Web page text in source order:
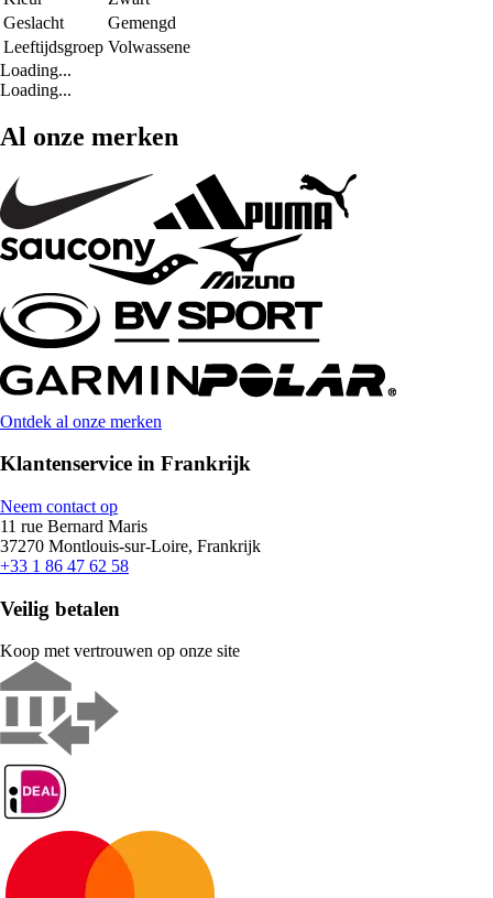
Geslacht
Gemengd
Leeftijdsgroep Volwassene
Loading...
Loading...
Al onze merken
Ontdek al onze merken
Klantenservice in Frankrijk
Neem contact op
11 rue Bernard Maris
37270 Montlouis-sur-Loire, Frankrijk
+33 1 86 47 62 58
Veilig betalen
Koop met vertrouwen op onze site